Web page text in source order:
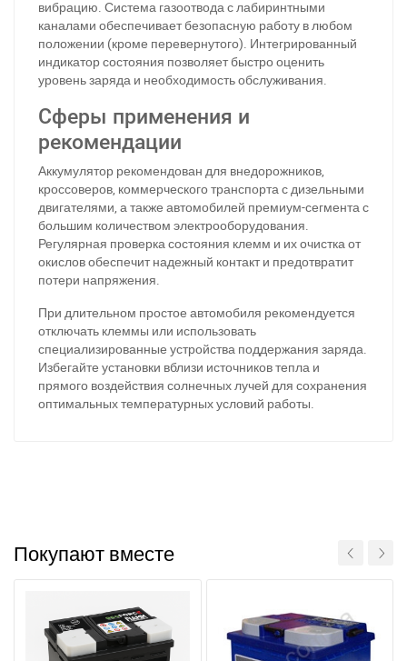
вибрацию. Система газоотвода с лабиринтными
каналами обеспечивает безопасную работу в любом
положении (кроме перевернутого). Интегрированный
индикатор состояния позволяет быстро оценить
уровень заряда и необходимость обслуживания.
Сферы применения и
рекомендации
Аккумулятор рекомендован для внедорожников,
кроссоверов, коммерческого транспорта с дизельными
двигателями, а также автомобилей премиум-сегмента с
большим количеством электрооборудования.
Регулярная проверка состояния клемм и их очистка от
окислов обеспечит надежный контакт и предотвратит
потери напряжения.
При длительном простое автомобиля рекомендуется
отключать клеммы или использовать
специализированные устройства поддержания заряда.
Избегайте установки вблизи источников тепла и
прямого воздействия солнечных лучей для сохранения
оптимальных температурных условий работы.
Покупают вместе
За відсутності звязку - дзвоніть, пишіть у Viber / Telegram
(093) 600-51-11
Написати в Viber